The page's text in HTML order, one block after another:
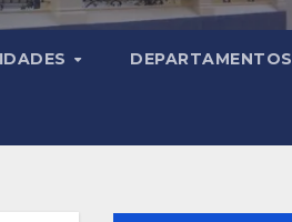
DEPARTAMENTOS